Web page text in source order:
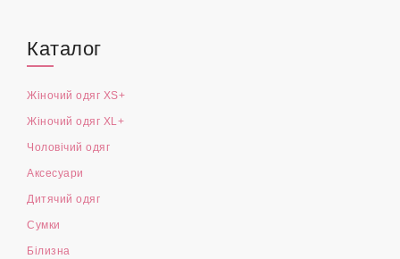
Каталог
Жіночий одяг XS+
Жіночий одяг XL+
Чоловічий одяг
Аксесуари
Дитячий одяг
Сумки
Білизна